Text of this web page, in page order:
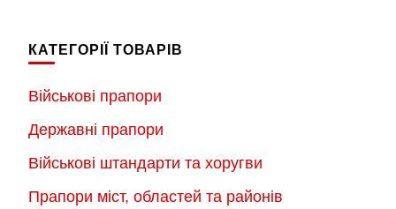
КАТЕГОРІЇ ТОВАРІВ
Військові прапори
Державні прапори
Військові штандарти та хоругви
Прапори міст, областей та районів